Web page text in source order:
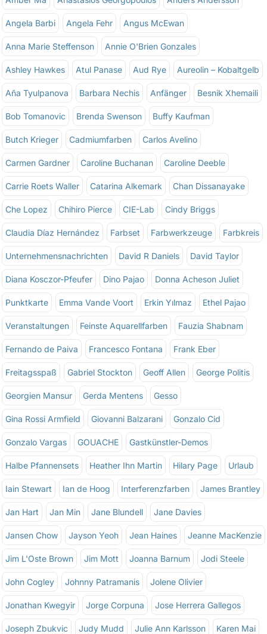
Angela Barbi Angela Fehr Angus McEwan
Anna Marie Steffenson Annie O'Brien Gonzales
Ashley Hawkes Atul Panase Aud Rye Aureolin – Kobaltgelb
Aña Tyulpanova Barbara Nechis Anfänger Besnik Xhemaili
Bob Tomanovic Brenda Swenson Buffy Kaufman
Butch Krieger Cadmiumfarben Carlos Avelino
Carmen Gardner Caroline Buchanan Caroline Deeble
Carrie Roets Waller Catarina Alkemark Chan Dissanayake
Che Lopez Chihiro Pierce CIE-Lab Cindy Briggs
Claudia Díaz Hernández Farbset Farbwerkzeuge Farbkreis
Unternehmensnachrichten David R Daniels David Taylor
Diana Kosczor-Pfeufer Dino Pajao Donna Acheson Juliet
Punktkarte Emma Vande Voort Erkin Yılmaz Ethel Pajao
Veranstaltungen Feinste Aquarellfarben Fauzia Shabnam
Fernando de Paiva Francesco Fontana Frank Eber
Freitagsspaß Gabriel Stockton Geoff Allen George Politis
Georgien Mansur Gerda Mentens Gesso
Gina Rossi Armfield Giovanni Balzarani Gonzalo Cid
Gonzalo Vargas GOUACHE Gastkünstler-Demos
Halbe Pfannensets Heather Ihn Martin Hilary Page Urlaub
Iain Stewart Ian de Hoog Interferenzfarben James Brantley
Jan Hart Jan Min Jane Blundell Jane Davies
Jansen Chow Jayson Yeoh Jean Haines Jeanne MacKenzie
Jim L'Oste Brown Jim Mott Joanna Barnum Jodi Steele
John Cogley Johnny Patramanis Jolene Olivier
Jonathan Kwegyir Jorge Corpuna Jose Herrera Gallegos
Joseph Zbukvic Judy Mudd Julie Ann Karlsson Karen Mai